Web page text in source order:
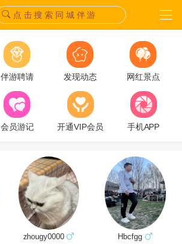
点 击 搜 索 同 城 伴 游
伴游聘请 发现动态 网红景点
会员游记 开通VIP会员 手机APP
zhougy0000 Hbcfgg